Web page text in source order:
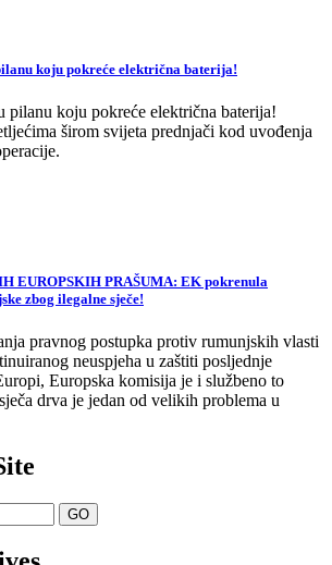
koju pokreće električna baterija!
pilanu koju pokreće električna baterija!
širom svijeta prednjači kod uvođenja
EUROPSKIH PRAŠUMA: EK pokrenula
zbog ilegalne sječe!
pravnog postupka protiv rumunjskih vlasti
neuspjeha u zaštiti posljednje
Europska komisija je i službeno to
drva je jedan od velikih problema u